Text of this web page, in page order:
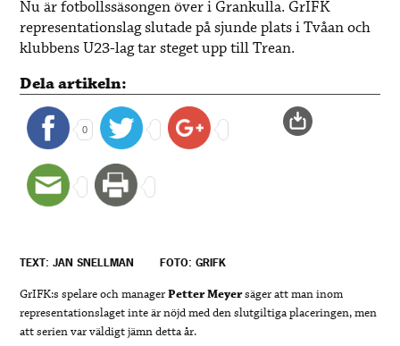
Nu är fotbollssäsongen över i Grankulla. GrIFK
representationslag slutade på sjunde plats i Tvåan och
klubbens U23-lag tar steget upp till Trean.
Dela artikeln:
0
TEXT: JAN SNELLMAN FOTO: GRIFK
GrIFK:s spelare och managerPetter Meyersäger att man inom
representationslaget inte är nöjd med den slutgiltiga placeringen, men
att serien var väldigt jämn detta år.